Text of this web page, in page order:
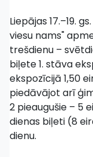
Liepājas 17.–19.
viesu nams"
trešdienu –
biļete 1. stāva
ekspozīcijā 1,50
piedāvājot arī
2 pieaugušie – 5
dienas biļeti (8
dienu.